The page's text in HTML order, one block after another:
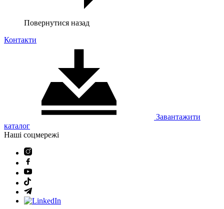
Повернутися назад
Контакти
Завантажити
каталог
Наші соцмережі